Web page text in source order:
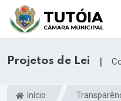
Projetos de Lei |
Início